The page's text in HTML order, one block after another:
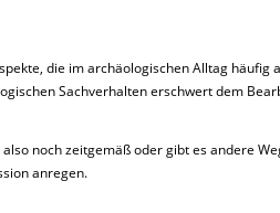
die im archäologischen Alltag
Sachverhalten erschwert dem
noch zeitgemäß oder gibt es andere
anregen.